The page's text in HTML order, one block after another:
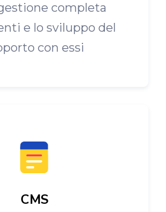
completa
e lo sviluppo del
con essi
CMS